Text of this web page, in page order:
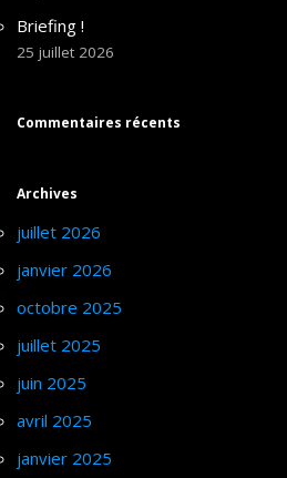
Briefing !
25 juillet 2026
Commentaires récents
Archives
juillet 2026
janvier 2026
octobre 2025
juillet 2025
juin 2025
avril 2025
janvier 2025